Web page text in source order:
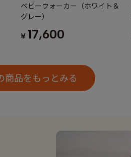
ベビーウォーカー（ホワイト＆
グレー）
¥ 17,600
商品をもっとみる